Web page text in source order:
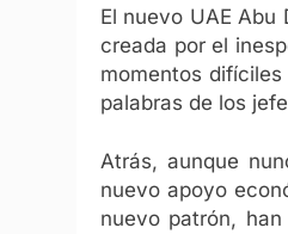
El nuevo UAE
creada por el
momentos
palabras de los
Atrás, aunque
nuevo apoyo
nuevo patrón,